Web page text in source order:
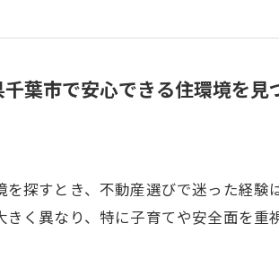
葉市で安心できる住環境を見
探すとき、不動産選びで迷った経験
く異なり、特に子育てや安全面を重